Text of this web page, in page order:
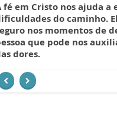
fé em Cristo nos ajuda a
do caminho.
nos momentos de
que pode nos
dores.